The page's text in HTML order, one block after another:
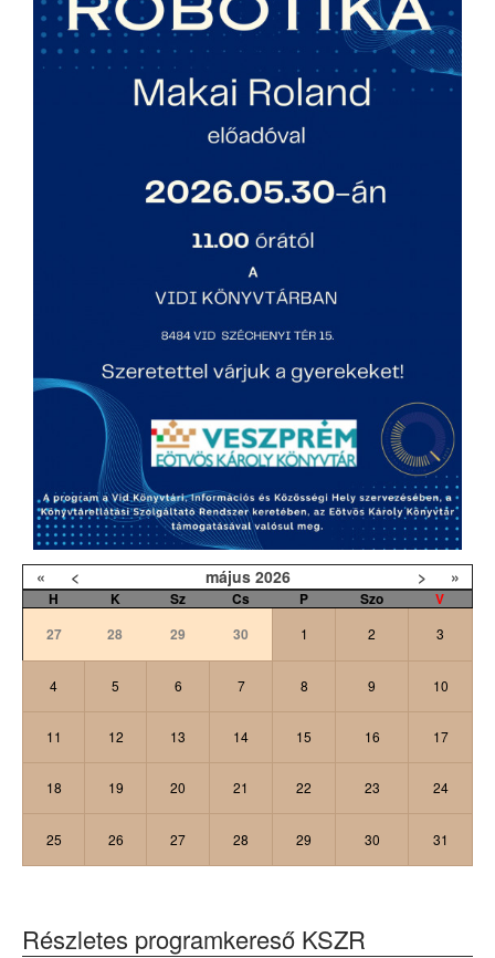
« < május 2026 > »
H K Sz Cs P Szo
V
27
28 29 30 1 2 3
4 5 6 7 8 9 10
11 12 13 14 15 16 17
18 19 20 21 22 23 24
25 26 27 28 29 30 31
Részletes programkereső KSZR